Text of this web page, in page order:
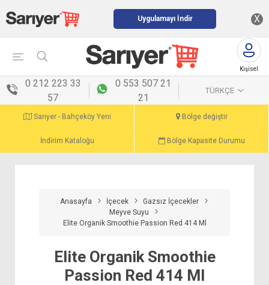
Uygulamayı İndir X
Kişisel
0 212 223 33
57
0 553 507 21
21
TÜRKÇE
Sarıyer - Bahçeköy Yeni Bölge değiştir
İndirim Kataloğu Bölge Kapasite Durumu
Anasayfa İçecek
Gazsız İçecekler
Meyve Suyu
Elite Organik Smoothie Passion Red 414 Ml
Elite Organik Smoothie
Passion Red 414 Ml